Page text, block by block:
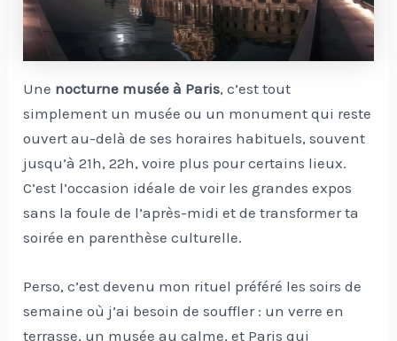
Une nocturne musée à Paris, c’est tout
simplement un musée ou un monument qui reste
ouvert au-delà de ses horaires habituels, souvent
jusqu’à 21h, 22h, voire plus pour certains lieux.
C’est l’occasion idéale de voir les grandes expos
sans la foule de l’après-midi et de transformer ta
soirée en parenthèse culturelle.
Perso, c’est devenu mon rituel préféré les soirs de
semaine où j’ai besoin de souffler : un verre en
terrasse, un musée au calme, et Paris qui